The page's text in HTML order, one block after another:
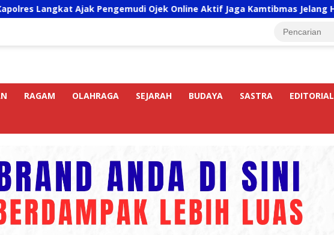
Ajak Pengemudi Ojek Online Aktif Jaga Kamtibmas Jelang HUT RI
RAGAM OLAHRAGA SEJARAH BUDAYA SASTRA EDITORIAL